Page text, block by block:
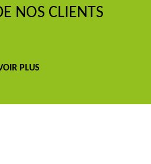
NOS CLIENTS
PLUS